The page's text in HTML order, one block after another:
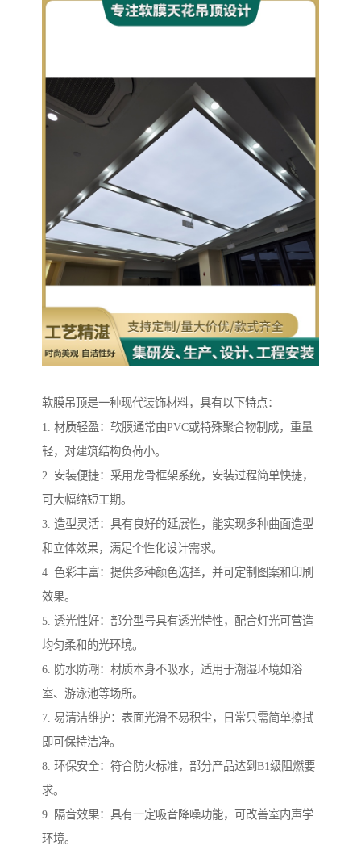
软膜吊顶是一种现代装饰材料，具有以下特点：
1. 材质轻盈：软膜通常由PVC或特殊聚合物制成，重量
轻，对建筑结构负荷小。
2. 安装便捷：采用龙骨框架系统，安装过程简单快捷，
可大幅缩短工期。
3. 造型灵活：具有良好的延展性，能实现多种曲面造型
和立体效果，满足个性化设计需求。
4. 色彩丰富：提供多种颜色选择，并可定制图案和印刷
效果。
5. 透光性好：部分型号具有透光特性，配合灯光可营造
均匀柔和的光环境。
6. 防水防潮：材质本身不吸水，适用于潮湿环境如浴
室、游泳池等场所。
7. 易清洁维护：表面光滑不易积尘，日常只需简单擦拭
即可保持洁净。
8. 环保安全：符合防火标准，部分产品达到B1级阻燃要
求。
9. 隔音效果：具有一定吸音降噪功能，可改善室内声学
环境。